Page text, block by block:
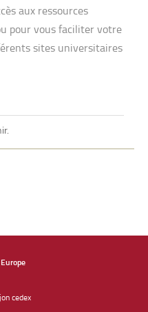
aux ressources
pour vous faciliter votre
sites universitaires
cedex